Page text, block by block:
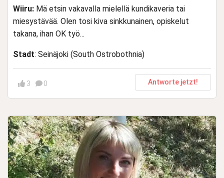
Wiiru: Mä etsin vakavalla mielellä kundikaveria tai
miesystävää. Olen tosi kiva sinkkunainen, opiskelut
takana, ihan OK työ...
Stadt: Seinäjoki (South Ostrobothnia)
3 0 Antworte jetzt!